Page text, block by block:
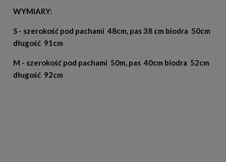
WYMIARY:
S - szerokość pod pachami 48cm, pas 38 cm biodra 50cm
długość 91cm
M - szerokość pod pachami 50m, pas 40cm biodra 52cm
długość 92cm